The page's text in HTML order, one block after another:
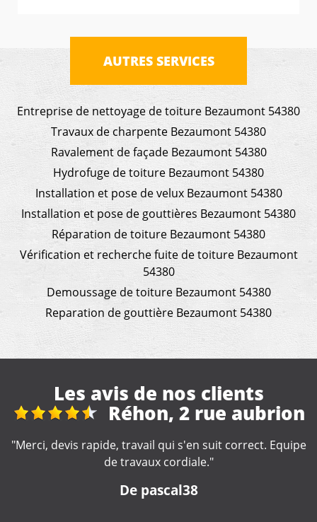
AUTRES SERVICES
Entreprise de nettoyage de toiture Bezaumont 54380
Travaux de charpente Bezaumont 54380
Ravalement de façade Bezaumont 54380
Hydrofuge de toiture Bezaumont 54380
Installation et pose de velux Bezaumont 54380
Installation et pose de gouttières Bezaumont 54380
Réparation de toiture Bezaumont 54380
Vérification et recherche fuite de toiture Bezaumont
54380
Demoussage de toiture Bezaumont 54380
Reparation de gouttière Bezaumont 54380
Les avis de nos clients
Réparation et
nettoyage gouttière
"Travail rapide et soigné ???? Seul petit hic ❗️pas je n'ai
pas eu de devis avant le début des travaux❗️"